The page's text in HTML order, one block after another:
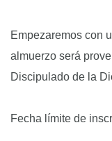
Empezaremos con
almuerzo será
Discipulado de la
Fecha límite de